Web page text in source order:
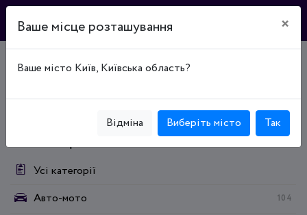
Каталог підприємств
Производство пластмасс и резины
Пластмасові вироби
Усі категорії
Авто-мото
104
Ваше місце розташування ×
Ваше місто Київ, Київська область?
Відміна Виберіть місто Так